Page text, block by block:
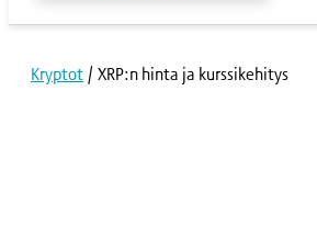
Kryptot/ XRP:n hinta ja kurssikehitys